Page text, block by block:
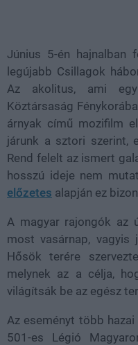
Június 5-én hajnalban
legújabb Csillagok
Az akolitus, ami
Köztársaság
árnyak című mozifilm
járunk a sztori szerint,
Rend felelt az ismert
hosszú ideje nem
előzetes alapján ez
A magyar rajongók az
most vasárnap, vagyis
Hősök terére
melynek az a célja,
világítsák be az egész
Az eseményt több
501-es Légió